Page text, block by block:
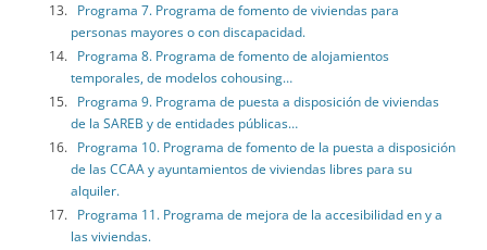
Programa 7. Programa de fomento de viviendas para
personas mayores o con discapacidad.
Programa 8. Programa de fomento de alojamientos
temporales, de modelos cohousing…
Programa 9. Programa de puesta a disposición de viviendas
de la SAREB y de entidades públicas…
Programa 10. Programa de fomento de la puesta a disposición
de las CCAA y ayuntamientos de viviendas libres para su
alquiler.
Programa 11. Programa de mejora de la accesibilidad en y a
las viviendas.